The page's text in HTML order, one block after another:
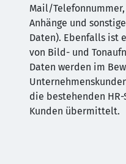
Mail/
Anhänge und
Daten). Ebenfalls ist
von Bild- und
Daten werden im
die bestehenden
Kunden übermittelt.